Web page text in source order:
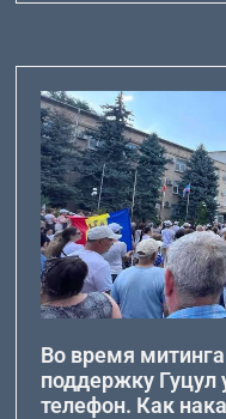
Во время
поддержку Гуцул
телефон. Как